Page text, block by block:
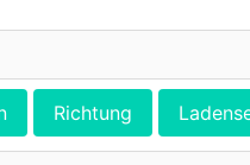
Richtung